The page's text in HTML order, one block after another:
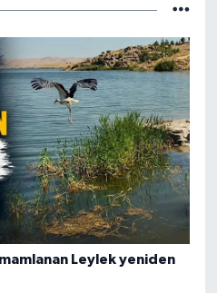
Leylek yeniden